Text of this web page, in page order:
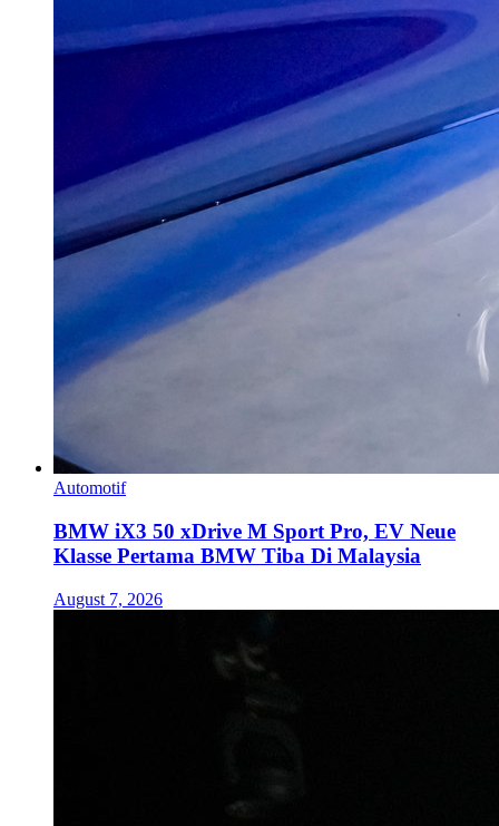
Automotif
BMW iX3 50 xDrive M Sport Pro, EV Neue
Klasse Pertama BMW Tiba Di Malaysia
August 7, 2026